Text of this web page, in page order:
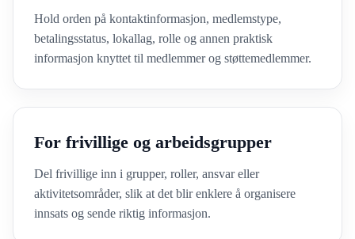
Hold orden på kontaktinformasjon, medlemstype,
betalingsstatus, lokallag, rolle og annen praktisk
informasjon knyttet til medlemmer og støttemedlemmer.
For frivillige og arbeidsgrupper
Del frivillige inn i grupper, roller, ansvar eller
aktivitetsområder, slik at det blir enklere å organisere
innsats og sende riktig informasjon.